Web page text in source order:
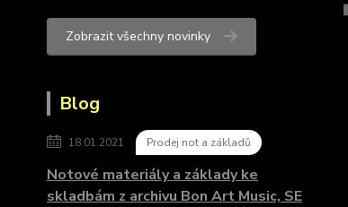
Zobrazit všechny novinky
Blog
18.01.2021 Prodej not a základů
Notové materiály a základy ke
skladbám z archivu Bon Art Music, SE